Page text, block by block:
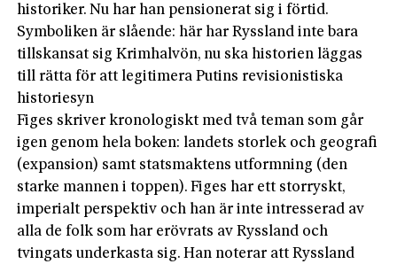
historiker. Nu har han pensionerat sig i förtid.
Symboliken är slående: här har Ryssland inte bara
tillskansat sig Krimhalvön, nu ska historien läggas
till rätta för att legitimera Putins revisionistiska
historiesyn
Figes skriver kronologiskt med två teman som går
igen genom hela boken: landets storlek och geografi
(expansion) samt statsmaktens utformning (den
starke mannen i toppen). Figes har ett storryskt,
imperialt perspektiv och han är inte intresserad av
alla de folk som har erövrats av Ryssland och
tvingats underkasta sig. Han noterar att Ryssland